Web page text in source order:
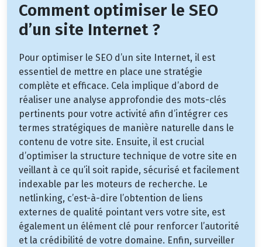
Comment optimiser le SEO
d’un site Internet ?
Pour optimiser le SEO d’un site Internet, il est
essentiel de mettre en place une stratégie
complète et efficace. Cela implique d’abord de
réaliser une analyse approfondie des mots-clés
pertinents pour votre activité afin d’intégrer ces
termes stratégiques de manière naturelle dans le
contenu de votre site. Ensuite, il est crucial
d’optimiser la structure technique de votre site en
veillant à ce qu’il soit rapide, sécurisé et facilement
indexable par les moteurs de recherche. Le
netlinking, c’est-à-dire l’obtention de liens
externes de qualité pointant vers votre site, est
également un élément clé pour renforcer l’autorité
et la crédibilité de votre domaine. Enfin, surveiller